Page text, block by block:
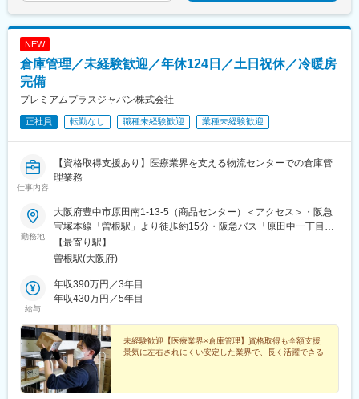
NEW
倉庫管理／未経験歓迎／年休124日／土日祝休／冷暖房
完備
プレミアムプラスジャパン株式会社
正社員 転勤なし 職種未経験歓迎 業種未経験歓迎
仕事内容
【資格取得支援あり】医療業界を支える物流センターでの倉庫管
理業務
勤務地
大阪府豊中市原田南1-13-5（商品センター）＜アクセス＞・阪急
宝塚本線「曽根駅」より徒歩約15分・阪急バス「原田中一丁目」
バス停より徒歩3分※受動喫煙対策：あり（オフィス内禁煙）
【最寄り駅】
曽根駅(大阪府)
給与
年収390万円／3年目
年収430万円／5年目
未経験歓迎【医療業界×倉庫管理】資格取得も全額支援
景気に左右されにくい安定した業界で、長く活躍できる